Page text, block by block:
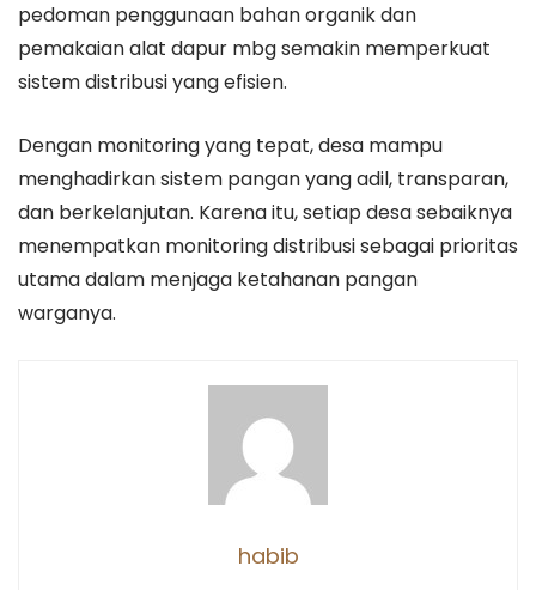
pedoman penggunaan bahan organik dan
pemakaian alat dapur mbg semakin memperkuat
sistem distribusi yang efisien.
Dengan monitoring yang tepat, desa mampu
menghadirkan sistem pangan yang adil, transparan,
dan berkelanjutan. Karena itu, setiap desa sebaiknya
menempatkan monitoring distribusi sebagai prioritas
utama dalam menjaga ketahanan pangan
warganya.
habib